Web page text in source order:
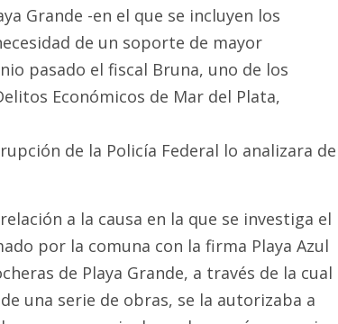
Grande -en el que se incluyen los
de un soporte de mayor
pasado el fiscal Bruna, uno de los
Económicos de Mar del Plata,
de la Policía Federal lo analizara de
a la causa en la que se investiga el
por la comuna con la firma Playa Azul
de Playa Grande, a través de la cual
una serie de obras, se la autorizaba a